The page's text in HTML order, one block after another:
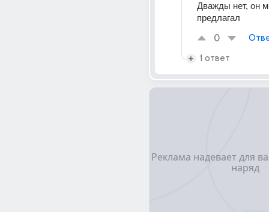
Дважды нет, он
предлагал
0
1 ответ